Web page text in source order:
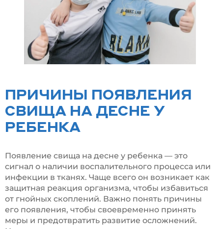
ПРИЧИНЫ ПОЯВЛЕНИЯ
СВИЩА НА ДЕСНЕ У
РЕБЕНКА
Появление свища на десне у ребенка — это
сигнал о наличии воспалительного процесса или
инфекции в тканях. Чаще всего он возникает как
защитная реакция организма, чтобы избавиться
от гнойных скоплений. Важно понять причины
его появления, чтобы своевременно принять
меры и предотвратить развитие осложнений.